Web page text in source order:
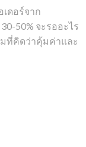
ดอร์จาก
50% จะรออะไร
มที่คิดว่าคุ้มค่าและ